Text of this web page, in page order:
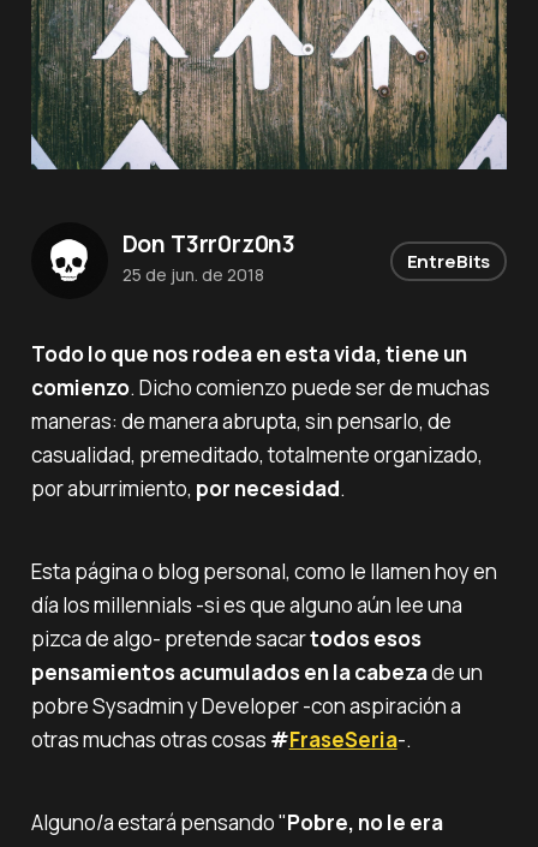
Todo lo que nos rodea en esta vida, tiene un
comienzo. Dicho comienzo puede ser de muchas
maneras: de manera abrupta, sin pensarlo, de
casualidad, premeditado, totalmente organizado,
por aburrimiento, por necesidad.
Esta página o blog personal, como le llamen hoy en
día losmillennials -si es que alguno aún lee una
pizca de algo- pretende sacartodos esos
pensamientos acumulados en la cabezade un
pobreSysadminyDeveloper -con aspiración a
otras muchas otras cosas #FraseSeria-.
Alguno/a estará pensando "Pobre, no le era
Don T3rr0rz0n3
25 de jun. de 2018
EntreBits